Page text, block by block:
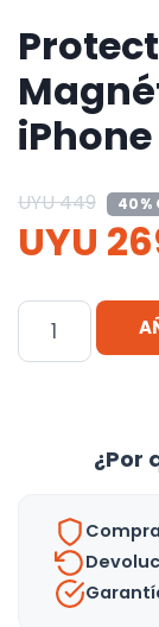
UYU449 40%
UYU
Protector
Borde
Promax
cantidad
¿Por